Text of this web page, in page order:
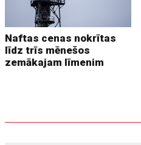
Naftas cenas nokrītas
līdz trīs mēnešos
zemākajam līmenim